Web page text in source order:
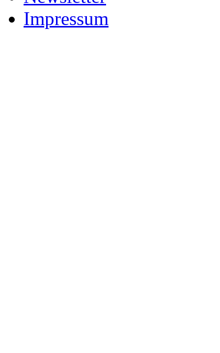
Impressum